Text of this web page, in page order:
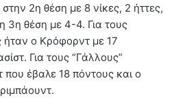
2η θέση με 8 νίκες, 2 ήττες,
3η θέση με 4-4. Για τους
ο Κρόφορντ με 17
Για τους “Γάλλους”
που έβαλε 18 πόντους και ο